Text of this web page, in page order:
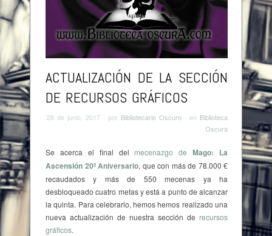
ACTUALIZACIÓN DE LA SECCIÓN
DE RECURSOS GRÁFICOS
28 de junio, 2017 · por Bibliotecario Oscuro · en Biblioteca
Oscura
Se acerca el final del mecenazgo deMago: La
Ascensión 20º Aniversario, que con más de 78.000 €
recaudados y más de 550 mecenas ya ha
desbloqueado cuatro metas y está a punto de alcanzar
la quinta. Para celebrarlo, hemos hemos realizado una
nueva actualización de nuestra sección de recursos
gráficos.